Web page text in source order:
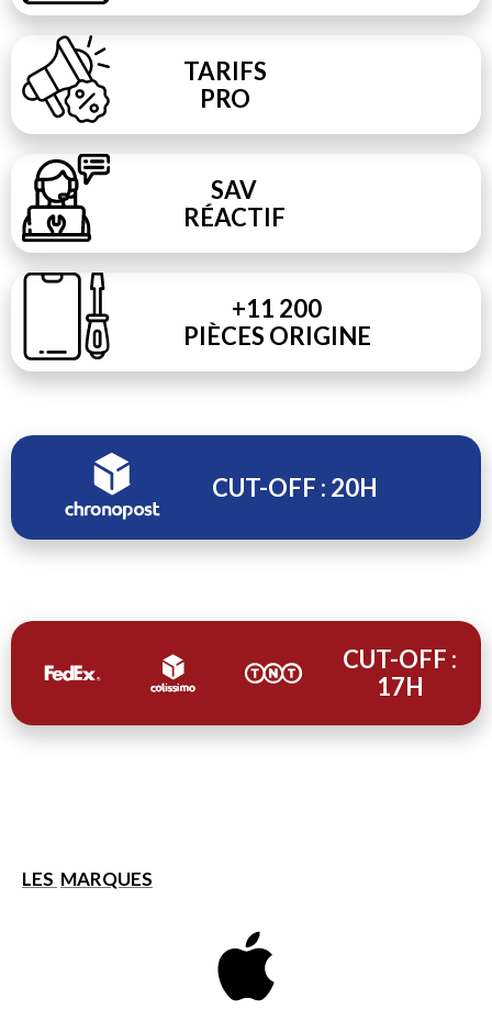
TARIFS
PRO
SAV
RÉACTIF
+11 200
PIÈCES ORIGINE
CUT-OFF : 20H
CUT-OFF :
17H
LES MARQUES